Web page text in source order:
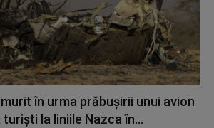
în urma prăbuşirii unui avion
la liniile Nazca în...